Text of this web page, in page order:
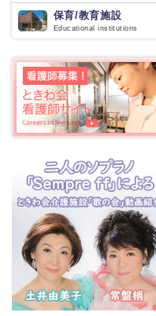
保育/教育施設
Educational institutions